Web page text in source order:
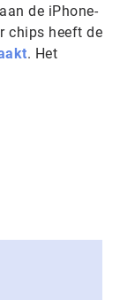
de iPhone-
chips heeft de
. Het